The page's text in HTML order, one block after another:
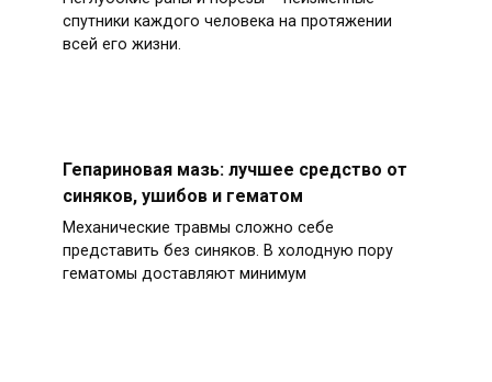
спутники каждого человека на протяжении
всей его жизни.
Гепариновая мазь: лучшее средство от
синяков, ушибов и гематом
Механические травмы сложно себе
представить без синяков. В холодную пору
гематомы доставляют минимум